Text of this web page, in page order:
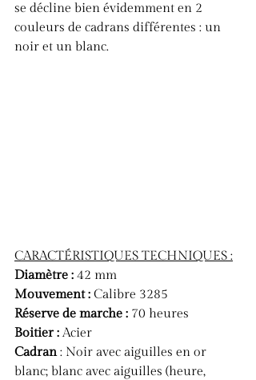
se décline bien évidemment en 2
couleurs de cadrans différentes : un
noir et un blanc.
CARACTÉRISTIQUES TECHNIQUES :
Diamètre : 42 mm
Mouvement : Calibre 3285
Réserve de marche : 70 heures
Boitier : Acier
Cadran : Noir avec aiguilles en or
blanc; blanc avec aiguilles (heure,